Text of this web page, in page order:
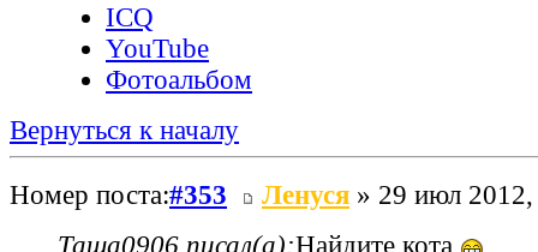
ICQ
YouTube
Фотоальбом
Вернуться к началу
Номер поста:#353 Ленуся » 29 июл
Таша0906 писал(а):Найдите кота